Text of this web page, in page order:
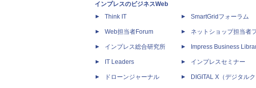
インプレスのビジネスWeb
Think IT
Web担当者Forum
インプレス総合研究所
IT Leaders
ドローンジャーナル
SmartGridフォーラム
ネットショップ担当者
Impress Business
インプレスセミナー
DIGITAL X（デジタルク